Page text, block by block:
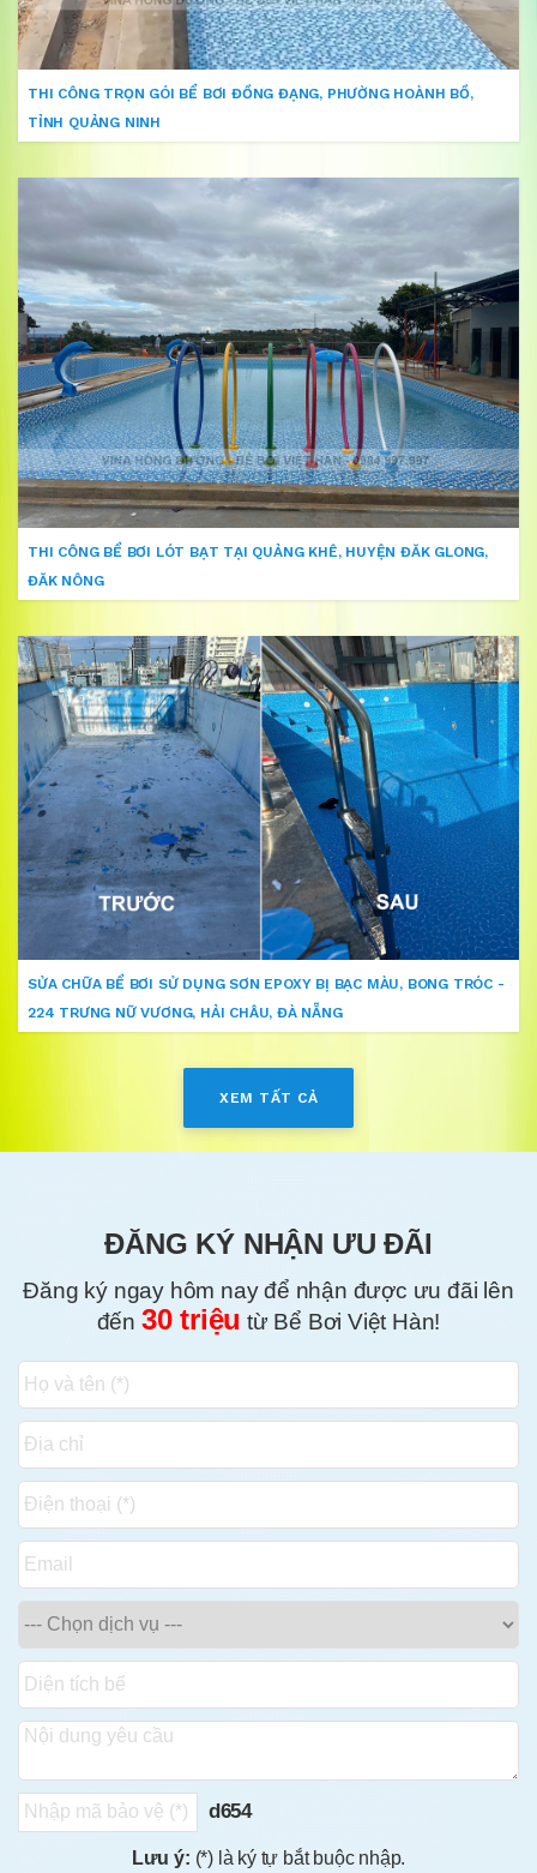
THI CÔNG TRỌN GÓI BỂ BƠI ĐỒNG ĐẠNG, PHƯỜNG HOÀNH BỒ,
TỈNH QUẢNG NINH
THI CÔNG BỂ BƠI LÓT BẠT TẠI QUẢNG KHÊ, HUYỆN ĐĂK GLONG,
ĐĂK NÔNG
SỬA CHỮA BỂ BƠI SỬ DỤNG SƠN EPOXY BỊ BẠC MÀU, BONG TRÓC -
224 TRƯNG NỮ VƯƠNG, HẢI CHÂU, ĐÀ NẴNG
XEM TẤT CẢ
ĐĂNG KÝ NHẬN ƯU ĐÃI
Đăng ký ngay hôm nay để nhận được ưu đãi lên
đến 30 triệu từ Bể Bơi Việt Hàn!
d654
Lưu ý: (*) là ký tự bắt buộc nhập.